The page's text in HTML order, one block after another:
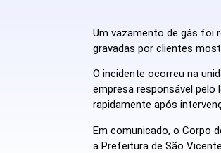
Um vazamento de gás foi
gravadas por clientes
O incidente ocorreu na
empresa responsável
rapidamente após
Em comunicado, o Corpo
a Prefeitura de São